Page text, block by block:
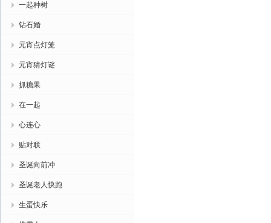
一起种树
钻石婚
元宵点灯笼
元宵猜灯谜
抓糖果
在一起
心连心
贴对联
圣诞向前冲
圣诞老人快跑
生蛋快乐